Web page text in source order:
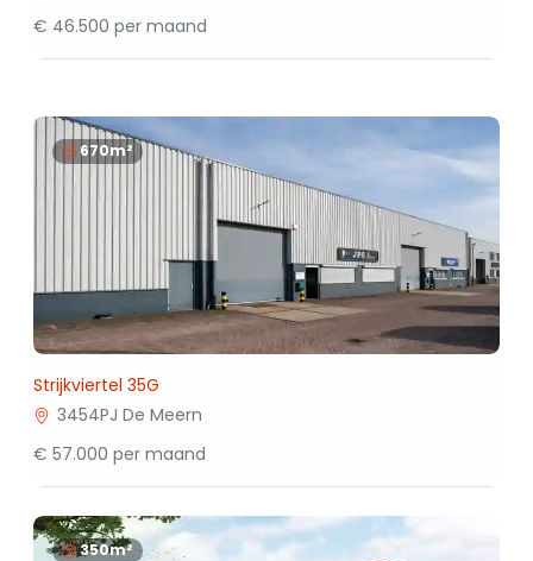
€ 46.500 per maand
670m²
Strijkviertel 35G
3454PJ De Meern
€ 57.000 per maand
350m²